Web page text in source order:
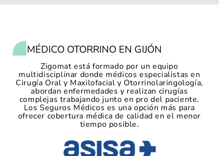
MÉDICO OTORRINO EN GIJÓN
Zigomat está formado por un equipo
multidisciplinar donde médicos especialistas en
Cirugía Oral y Maxilofacial y Otorrinolaringología,
abordan enfermedades y realizan cirugías
complejas trabajando junto en pro del paciente.
Los Seguros Médicos es una opción más para
ofrecer cobertura médica de calidad en el menor
tiempo posible.